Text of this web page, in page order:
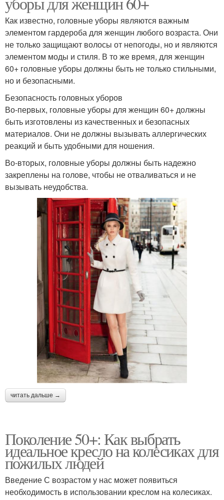
Как известно, головные уборы являются важным
элементом гардероба для женщин любого возраста. Они
не только защищают волосы от непогоды, но и являются
элементом моды и стиля. В то же время, для женщин
60+ головные уборы должны быть не только стильными,
но и безопасными.
Безопасность головных уборов
Во-первых, головные уборы для женщин 60+ должны
быть изготовлены из качественных и безопасных
материалов. Они не должны вызывать аллергических
реакций и быть удобными для ношения.
Во-вторых, головные уборы должны быть надежно
закреплены на голове, чтобы не отваливаться и не
вызывать неудобства.
читать дальше →
Поколение 50+: Как выбрать
идеальное кресло на колесиках для
пожилых людей
Введение С возрастом у нас может появиться
необходимость в использовании креслом на колесиках.